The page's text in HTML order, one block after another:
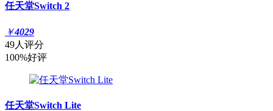
任天堂Switch 2
￥4029
49人评分
100%好评
任天堂Switch Lite